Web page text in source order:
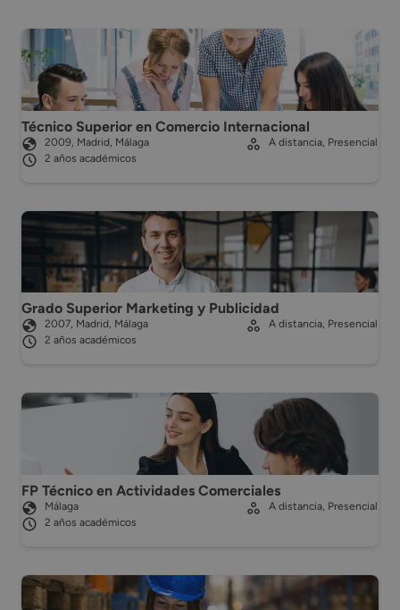
Técnico Superior en Comercio Internacional
2009, Madrid, Málaga
2 años académicos
A distancia, Presencial
Grado Superior Marketing y Publicidad
2007, Madrid, Málaga
2 años académicos
A distancia, Presencial
FP Técnico en Actividades Comerciales
Málaga
2 años académicos
A distancia, Presencial